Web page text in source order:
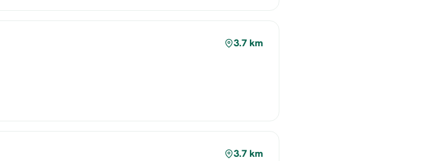
3.7 km
3.7 km